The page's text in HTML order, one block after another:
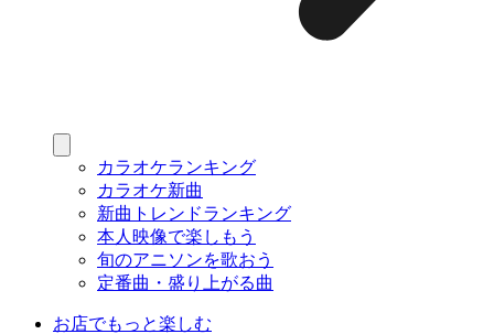
カラオケランキング
カラオケ新曲
新曲トレンドランキング
本人映像で楽しもう
旬のアニソンを歌おう
定番曲・盛り上がる曲
お店でもっと楽しむ